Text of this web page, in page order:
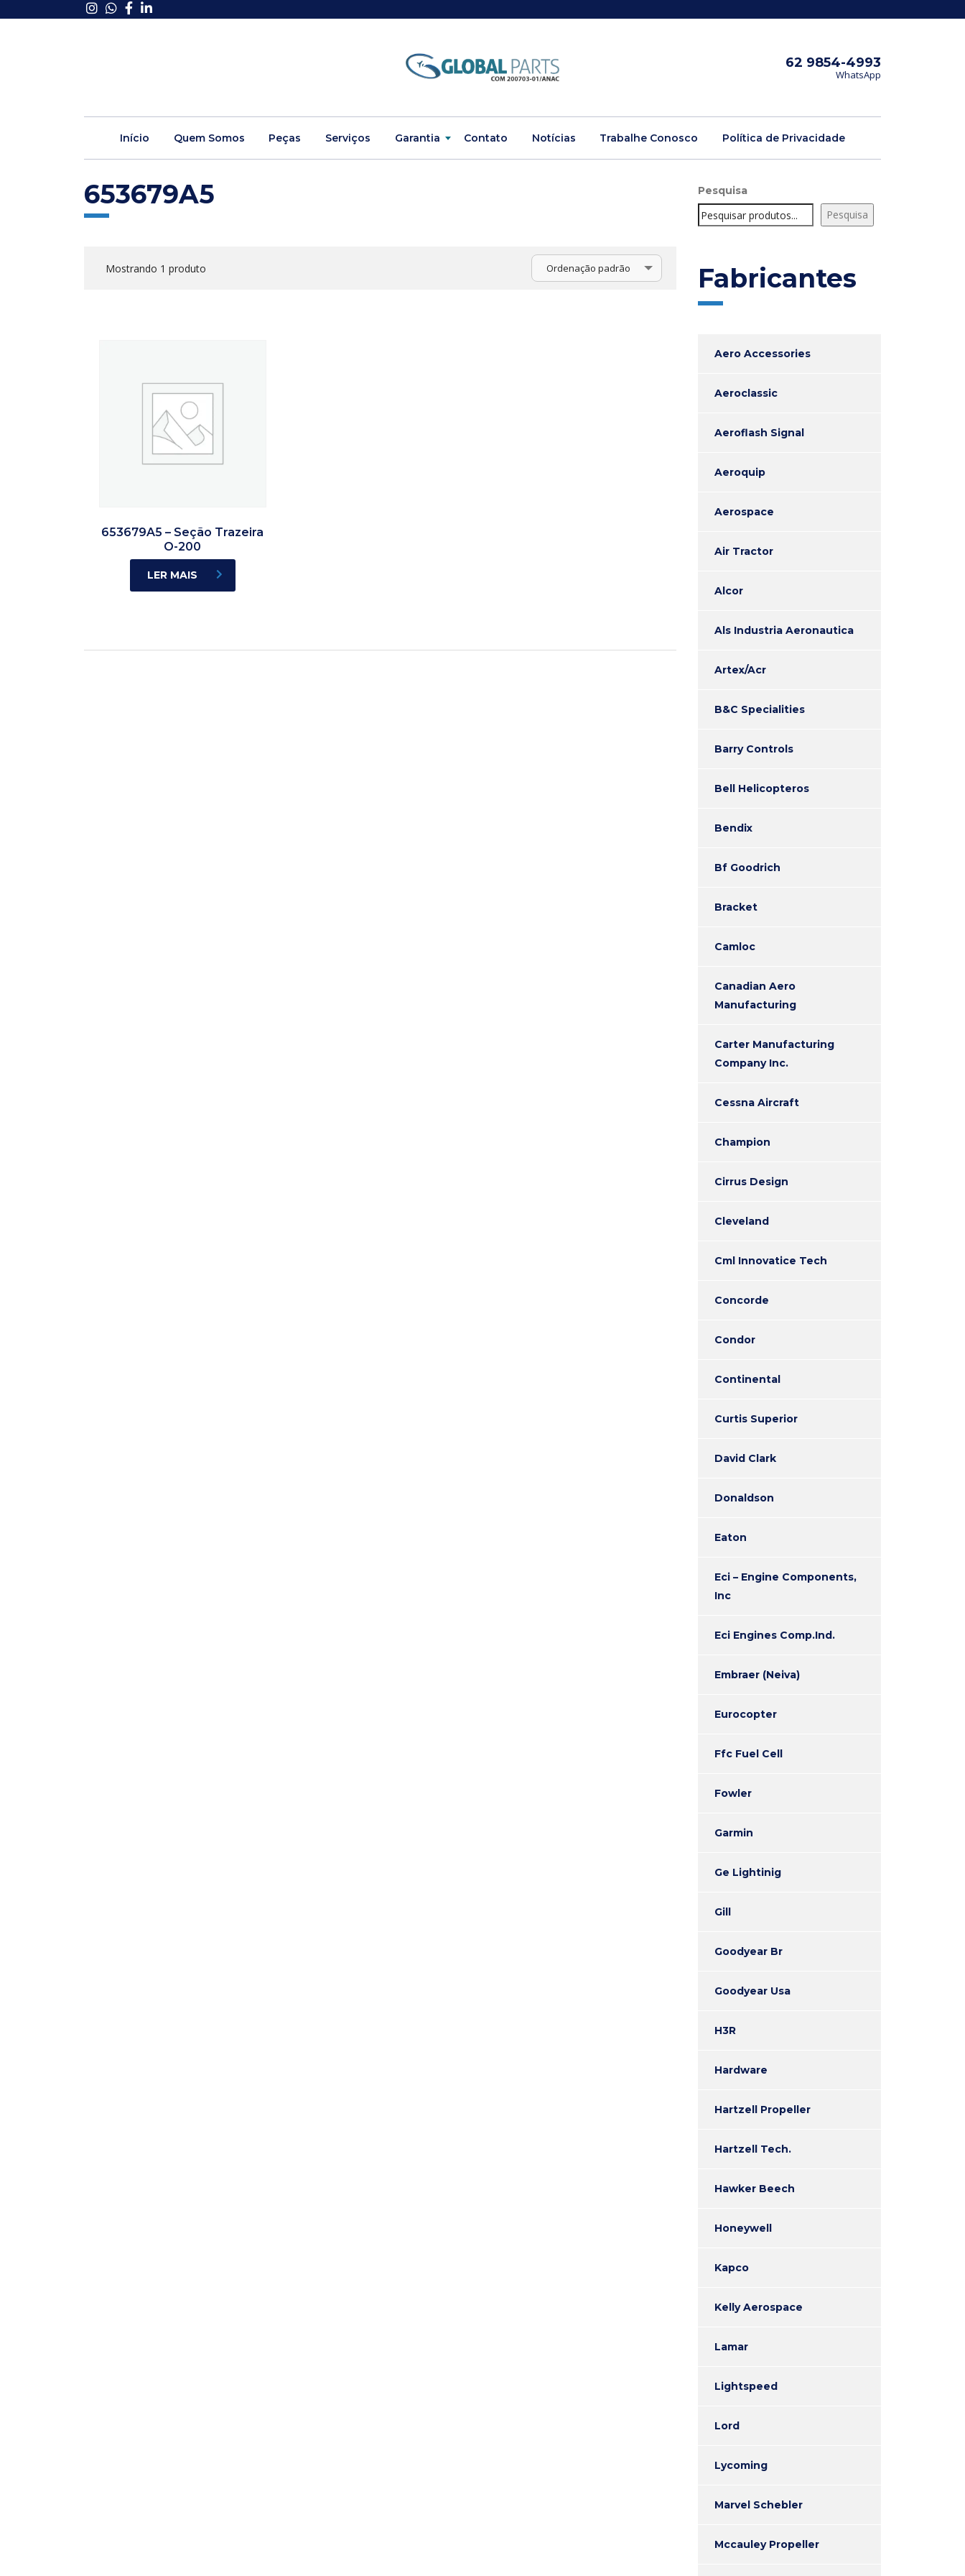
62 9854-4993
WhatsApp
Início Quem Somos Peças Serviços Garantia Contato Notícias Trabalhe Conosco Política de Privacidade
653679A5
Mostrando 1 produto Ordenação padrão
653679A5 – Seção Trazeira
O-200
LER MAIS
Pesquisa
Pesquisa
Fabricantes
Aero Accessories
Aeroclassic
Aeroflash Signal
Aeroquip
Aerospace
Air Tractor
Alcor
Als Industria Aeronautica
Artex/Acr
B&C Specialities
Barry Controls
Bell Helicopteros
Bendix
Bf Goodrich
Bracket
Camloc
Canadian Aero
Manufacturing
Carter Manufacturing
Company Inc.
Cessna Aircraft
Champion
Cirrus Design
Cleveland
Cml Innovatice Tech
Concorde
Condor
Continental
Curtis Superior
David Clark
Donaldson
Eaton
Eci – Engine Components,
Inc
Eci Engines Comp.Ind.
Embraer (Neiva)
Eurocopter
Ffc Fuel Cell
Fowler
Garmin
Ge Lightinig
Gill
Goodyear Br
Goodyear Usa
H3R
Hardware
Hartzell Propeller
Hartzell Tech.
Hawker Beech
Honeywell
Kapco
Kelly Aerospace
Lamar
Lightspeed
Lord
Lycoming
Marvel Schebler
Mccauley Propeller